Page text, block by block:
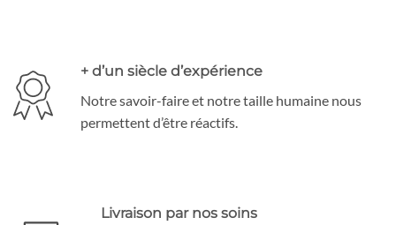
+ d’un siècle d’expérience
Notre savoir-faire et notre taille humaine nous
permettent d’être réactifs.
Livraison par nos soins